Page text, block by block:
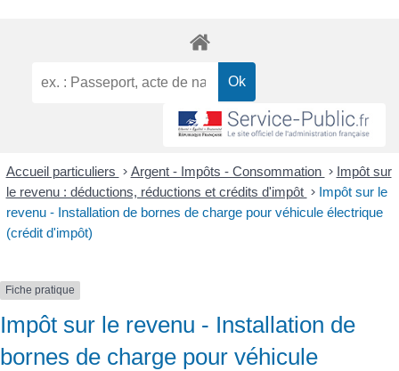
Accueil particuliers > Argent - Impôts - Consommation > Impôt sur
le revenu : déductions, réductions et crédits d'impôt > Impôt sur le
revenu - Installation de bornes de charge pour véhicule électrique
(crédit d'impôt)
Fiche pratique
Impôt sur le revenu - Installation de
bornes de charge pour véhicule